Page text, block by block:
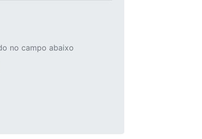
no campo abaixo